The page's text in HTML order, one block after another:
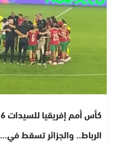
الرباط.. والجزائر تسقط في…